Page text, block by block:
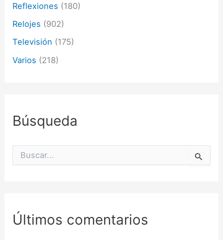
Reflexiones (180)
Relojes (902)
Televisión (175)
Varios (218)
Búsqueda
Últimos comentarios